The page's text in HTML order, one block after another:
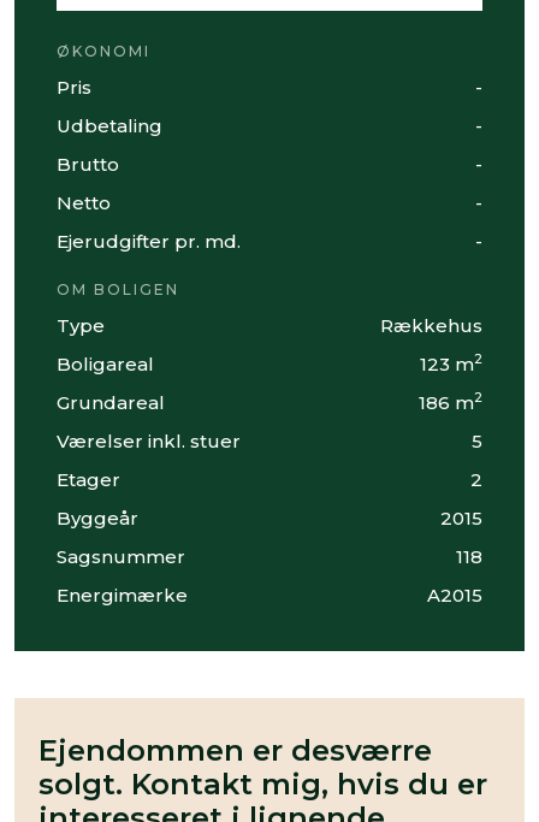
ØKONOMI
Pris
-
Udbetaling
-
Brutto
-
Netto
-
Ejerudgifter pr. md.
-
OM BOLIGEN
Type
Rækkehus
Boligareal
123 m2
Grundareal 186 m2
Værelser inkl. stuer
5
Etager
2
Byggeår
2015
Sagsnummer
118
Energimærke
A2015
Ejendommen er desværre
solgt. Kontakt mig, hvis du er